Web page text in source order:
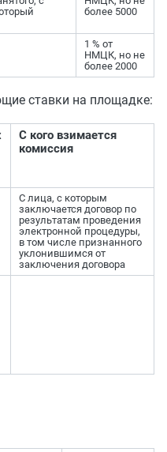
более 5000
1 % от
НМЦК, но не
более 2000
ставки на площадке:
С кого взимается
комиссия
С лица, с которым
заключается договор по
результатам проведения
электронной процедуры,
в том числе признанного
уклонившимся от
заключения договора